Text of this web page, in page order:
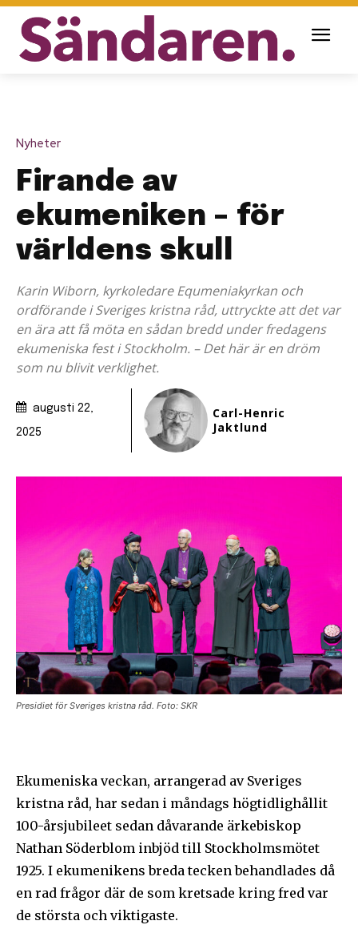
Nyheter
Firande av
ekumeniken – för
världens skull
Karin Wiborn, kyrkoledare Equmeniakyrkan och
ordförande i Sveriges kristna råd, uttryckte att det var
en ära att få möta en sådan bredd under fredagens
ekumeniska fest i Stockholm. – Det här är en dröm
som nu blivit verklighet.
augusti 22,
2025
Carl-Henric
Jaktlund
Presidiet för Sveriges kristna råd. Foto: SKR
Ekumeniska veckan, arrangerad av Sveriges
kristna råd, har sedan i måndags högtidlighållit
100-årsjubileet sedan dåvarande ärkebiskop
Nathan Söderblom inbjöd till Stockholmsmötet
1925. I ekumenikens breda tecken behandlades då
en rad frågor där de som kretsade kring fred var
de största och viktigaste.